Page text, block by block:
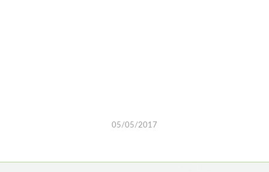
05/05/2017